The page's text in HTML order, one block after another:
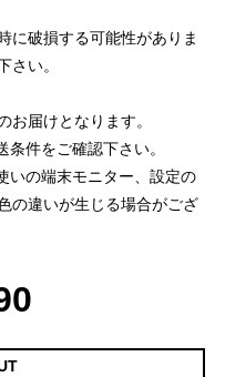
に破損する可能性がありま
さい。
届けとなります。
件をご確認下さい。
いの端末モニター、設定の
の違いが生じる場合がござ